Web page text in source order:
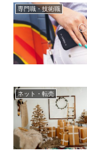
専門職・技術職
ネット・転売